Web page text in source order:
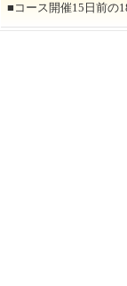
■コース開催15日前の